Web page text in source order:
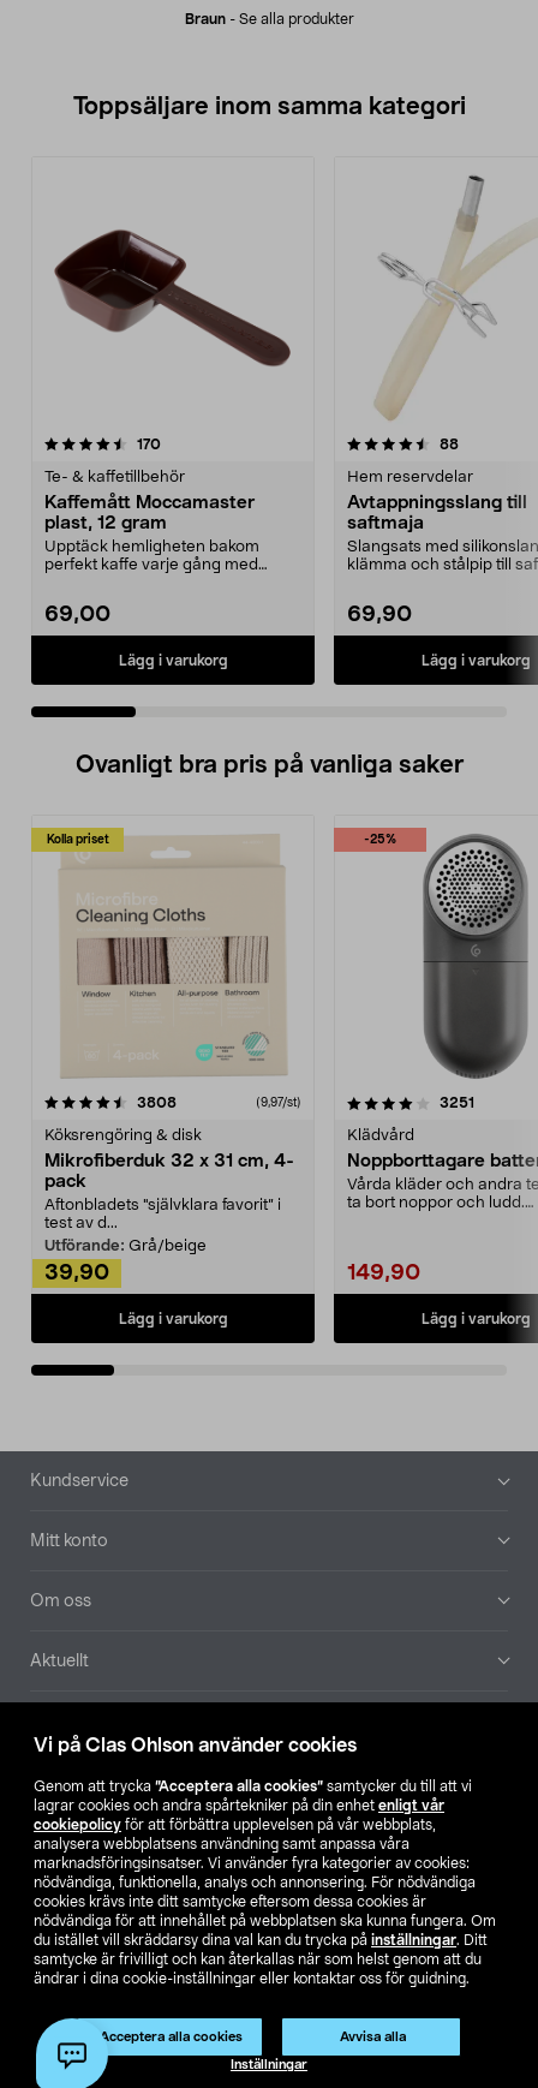
Vi på Clas Ohlson använder cookies
Genom att trycka ”Acceptera alla cookies” samtycker du till att vi
lagrar cookies och andra spårtekniker på din enhet enligt vår
cookiepolicy för att förbättra upplevelsen på vår webbplats,
analysera webbplatsens användning samt anpassa våra
marknadsföringsinsatser. Vi använder fyra kategorier av cookies:
nödvändiga, funktionella, analys och annonsering. För nödvändiga
cookies krävs inte ditt samtycke eftersom dessa cookies är
nödvändiga för att innehållet på webbplatsen ska kunna fungera. Om
du istället vill skräddarsy dina val kan du trycka på inställningar. Ditt
samtycke är frivilligt och kan återkallas när som helst genom att du
ändrar i dina cookie-inställningar eller kontaktar oss för guidning.
Acceptera alla cookies Avvisa alla
Inställningar
Produkten har utgått
Artikelnr: 51-1202
Braun- Se alla produkter
Toppsäljare inom samma kategori
170recensioner
Te- & kaffetillbehör
Kaffemått Moccamaster
plast, 12 gram
Upptäck hemligheten bakom
perfekt kaffe varje gång med
69,00
Lägg i varukorg
4.5 av 5 stjärnor 88recensioner
Hem reservdelar
Avtappningsslang till
saftmaja
Slangsats med
klämma och stålpip till
69,90
Lägg i varukorg
4.5 av 5 stjärnor
Ovanligt bra pris på vanliga saker
Kolla priset
3808recensioner (9,97/st)
Köksrengöring & disk
Mikrofiberduk 32 x 31 cm, 4-
pack
Aftonbladets "självklara favorit” i
test av d...
Utförande: Grå/beige
39,90
Lägg i varukorg
-25%
4.0av 5 stjärnor 3251
Klädvård
Noppborttagare
Vårda kläder och andra
ta bort noppor och ludd.
149,90
Lägg i varukorg
4.5av 5 stjärnor
Sidfot
Kundservice
Mitt konto
Om oss
Aktuellt
Hitta butik
SE NO FI
Ändra till priser exklusive moms